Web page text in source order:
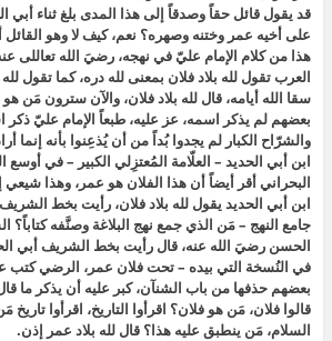
قد يقول قائل حقاً وصدقاً إلى هذا المدى بلغ ثناء أبي
على أخيه عمر وختنه وصهره؟ نعم، كيف لا وهو القائل
هذا من كلام الإمام عليّ في نهجه، رضيَ الله تعاللى
العرب تقول لله بلاد فلان بمعنى لله دره، كما تقول
سقا الله أيامه، قال لله بلاد فلان، والآن سترون مَن هو
بعضهم لم يذكر اسمه، عز عليه، طبعاً الإمام عليّ ذكر
والشرّاح الكبار لم يجدوا بُداً من أن يُذعِنوا بأنه إنما
ابن أبي الحديد – العلّامة المُعتزِلي الكبير – في أوسع
البحراني أقر أيضاً أن هذا الفلان هو عمر، وهذا شيعي
ابن أبي الحديد يقول لله بلاد فلان، رأيت بخط
جامع النهج – مَن الذي جمع نهج البلاغة وصنَّفه كتاباً؟
الحسن رضيَ الله عنه، قال رأيت بخط الشريف أبي
في النُسخة التي بيده – تحت فلان عمر، الرضي كتب
بعضهم حذفها من باب الشنآن، كبر عليه أن يذكر ما
قالوا فلان، مَن هو فلان؟ اقرأوا التاريخ، اقرأوا
السلام، مَن ينطبق عليه هذا؟ قال لله بلاد عمر إذن.